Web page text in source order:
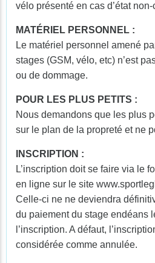
vélo présenté en cas d’état
MATÉRIEL PERSONNEL :
Le matériel personnel amené
stages (GSM, vélo, etc) n’est
ou de dommage.
POUR LES PLUS PETITS :
Nous demandons que les plus
sur le plan de la propreté et ne
INSCRIPTION :
L’inscription doit se faire via le
en ligne sur le site
Celle-ci ne ne deviendra
du paiement du stage endéans
l’inscription. A défaut,
considérée comme annulée.